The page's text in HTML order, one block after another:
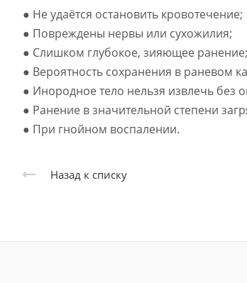
● Не удаётся остановить кровотечение;
● Повреждены нервы или сухожилия;
● Слишком глубокое, зияющее ранение;
● Вероятность сохранения в раневом
● Инородное тело нельзя извлечь без
● Ранение в значительной степени
● При гнойном воспалении.
Назад к списку